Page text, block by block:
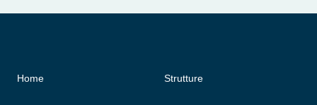
Home Strutture